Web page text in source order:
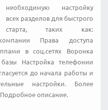
необходимую настройку
всех разделов для быстрого
старта, таких как:
Права доступа
в соц.сетях Воронка
Настройка телефонии
до начала работы и
настройки. Более
описание.